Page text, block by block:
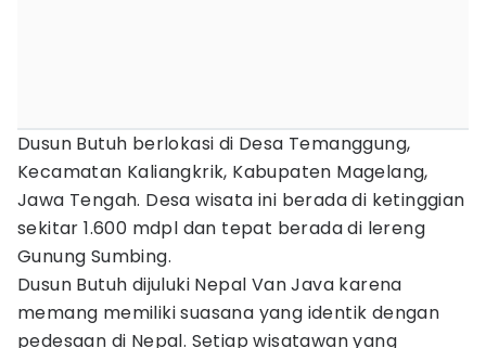
Dusun Butuh berlokasi di Desa Temanggung,
Kecamatan Kaliangkrik, Kabupaten Magelang,
Jawa Tengah. Desa wisata ini berada di ketinggian
sekitar 1.600 mdpl dan tepat berada di lereng
Gunung Sumbing.
Dusun Butuh dijuluki Nepal Van Java karena
memang memiliki suasana yang identik dengan
pedesaan di Nepal. Setiap wisatawan yang